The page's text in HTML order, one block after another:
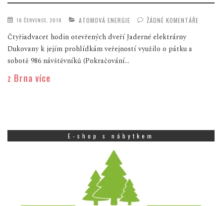
18 ČERVENCE, 2018 ATOMOVÁ ENERGIE ŽÁDNÉ KOMENTÁŘE
Čtyřiadvacet hodin otevřených dveří Jaderné elektrárny
Dukovany k jejím prohlídkám veřejností využilo o pátku a
sobotě 986 návštěvníků (Pokračování...
z Brna více
E-shop s nábytkem